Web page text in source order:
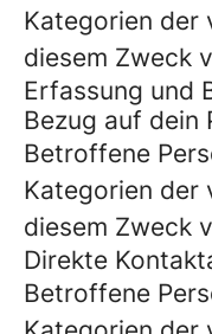
Kategorien der
diesem Zweck
Erfassung und
Bezug auf dein
Betroffene
Kategorien der
diesem Zweck
Direkte
Betroffene